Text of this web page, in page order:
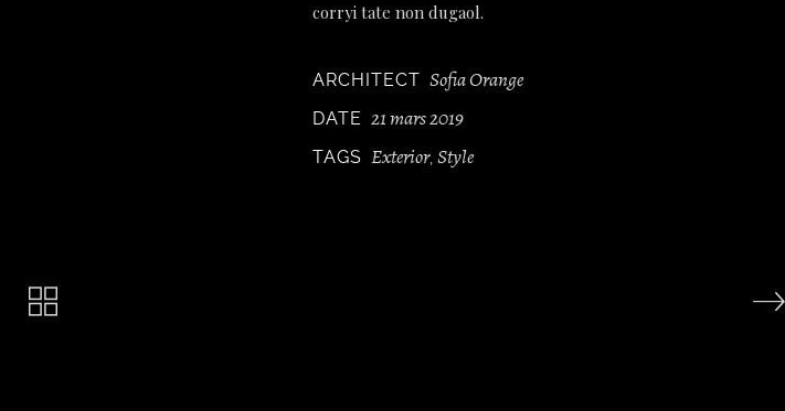
corryi tate non dugaol.
ARCHITECT Sofia Orange
DATE 21 mars 2019
TAGS Exterior, Style